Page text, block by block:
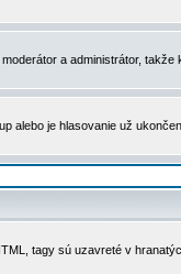
a administrátor, takže
alebo je hlasovanie už
tagy sú uzavreté v